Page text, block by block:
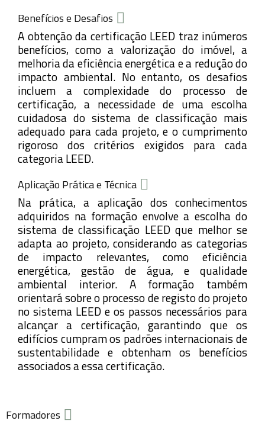
Benefícios e Desafios
A obtenção da certificação LEED traz inúmeros
benefícios, como a valorização do imóvel, a
melhoria da eficiência energética e a redução do
impacto ambiental. No entanto, os desafios
incluem a complexidade do processo de
certificação, a necessidade de uma escolha
cuidadosa do sistema de classificação mais
adequado para cada projeto, e o cumprimento
rigoroso dos critérios exigidos para cada
categoria LEED.
Aplicação Prática e Técnica
Na prática, a aplicação dos conhecimentos
adquiridos na formação envolve a escolha do
sistema de classificação LEED que melhor se
adapta ao projeto, considerando as categorias
de impacto relevantes, como eficiência
energética, gestão de água, e qualidade
ambiental interior. A formação também
orientará sobre o processo de registo do projeto
no sistema LEED e os passos necessários para
alcançar a certificação, garantindo que os
edifícios cumpram os padrões internacionais de
sustentabilidade e obtenham os benefícios
associados a essa certificação.
Formadores